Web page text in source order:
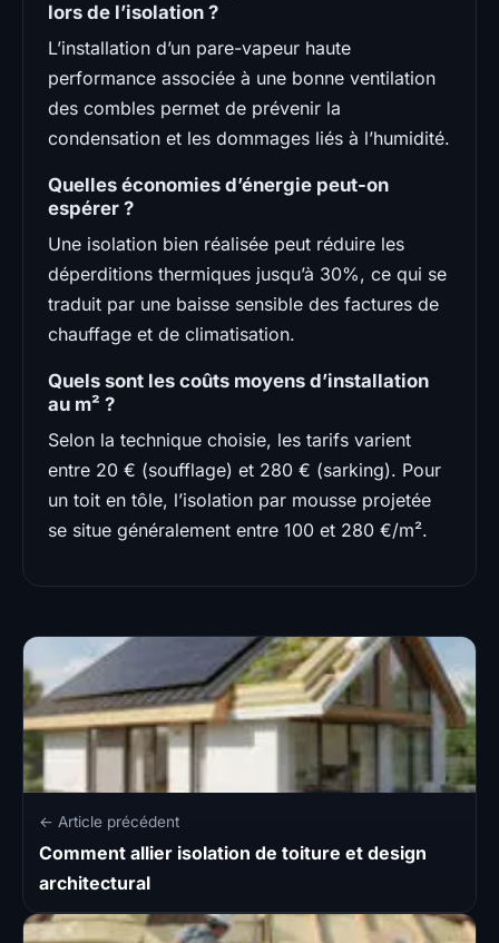
lors de l’isolation ?
L’installation d’un pare-vapeur haute
performance associée à une bonne ventilation
des combles permet de prévenir la
condensation et les dommages liés à l’humidité.
Quelles économies d’énergie peut-on
espérer ?
Une isolation bien réalisée peut réduire les
déperditions thermiques jusqu’à 30%, ce qui se
traduit par une baisse sensible des factures de
chauffage et de climatisation.
Quels sont les coûts moyens d’installation
au m² ?
Selon la technique choisie, les tarifs varient
entre 20 € (soufflage) et 280 € (sarking). Pour
un toit en tôle, l’isolation par mousse projetée
se situe généralement entre 100 et 280 €/m².
← Article précédent
Comment allier isolation de toiture et design
architectural